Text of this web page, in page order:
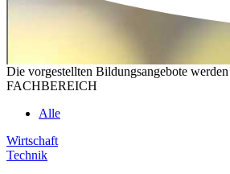
Die vorgestellten Bildungsangebote
FACHBEREICH
Alle
Wirtschaft
Technik